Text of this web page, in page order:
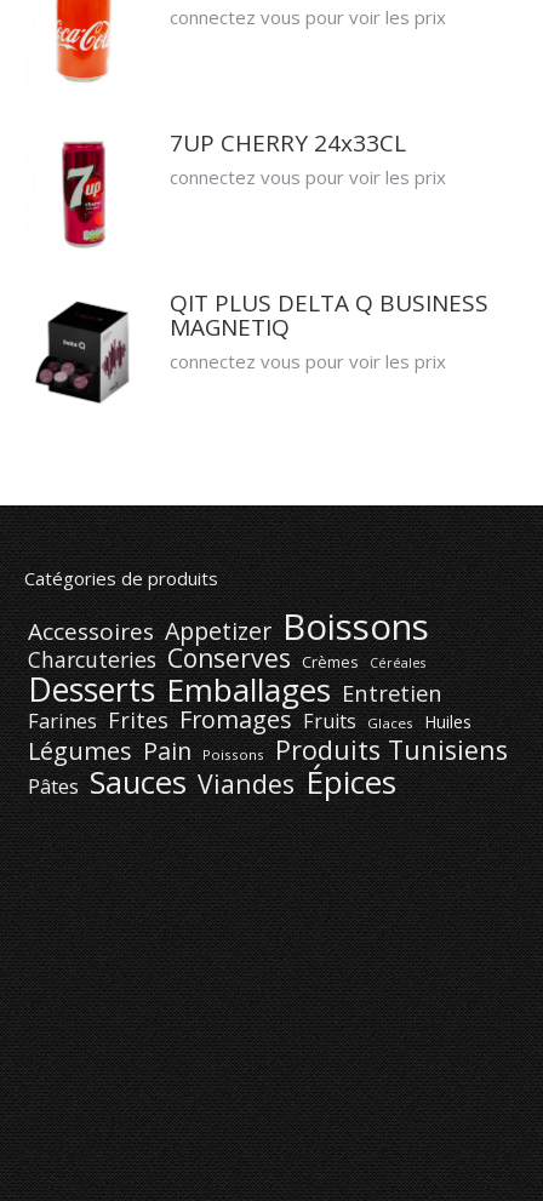
connectez vous pour voir les prix
7UP CHERRY 24x33CL
connectez vous pour voir les prix
QIT PLUS DELTA Q BUSINESS
MAGNETIQ
connectez vous pour voir les prix
Catégories de produits
Accessoires Appetizer Boissons
Charcuteries Conserves Crèmes Céréales
Desserts Emballages Entretien
Farines Frites Fromages Fruits Glaces Huiles
Légumes Pain Poissons Produits Tunisiens
Pâtes Sauces Viandes Épices